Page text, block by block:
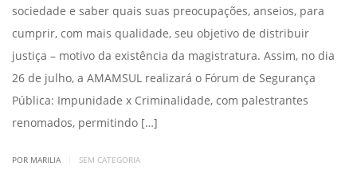
sociedade e saber quais suas preocupações, anseios, para
cumprir, com mais qualidade, seu objetivo de distribuir
justiça – motivo da existência da magistratura. Assim, no dia
26 de julho, a AMAMSUL realizará o Fórum de Segurança
Pública: Impunidade x Criminalidade, com palestrantes
renomados, permitindo […]
POR MARILIA SEM CATEGORIA